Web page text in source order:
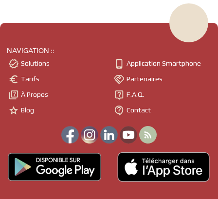
NAVIGATION ::
 Solutions
 Tarifs
 À Propos
 Blog
 Application Smartphone
 Partenaires
 F.A.Q.
 Contact
